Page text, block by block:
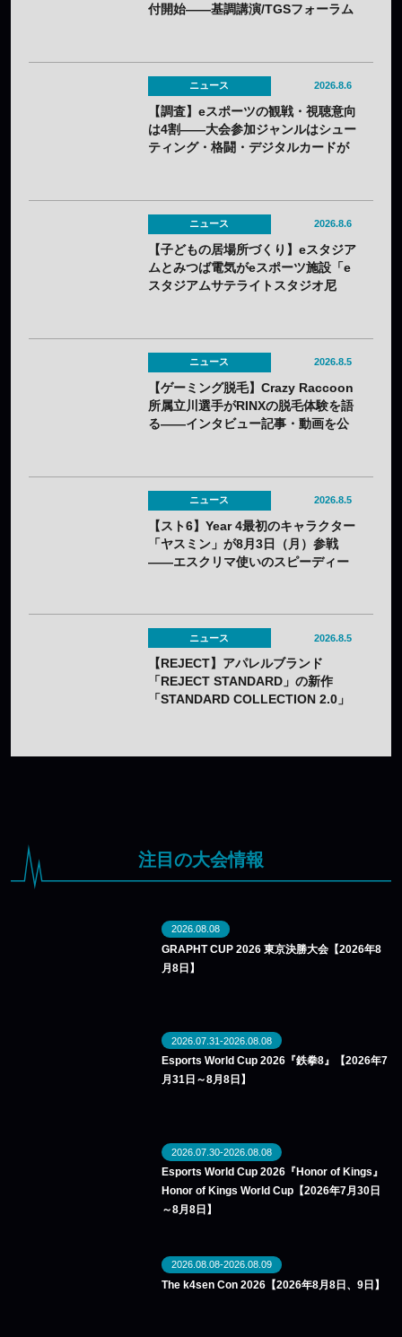
付開始——基調講演/TGSフォーラム
ニュース 2026.8.6
【調査】eスポーツの観戦・視聴意向
は4割——大会参加ジャンルはシュー
ティング・格闘・デジタルカードが
ニュース 2026.8.6
【子どもの居場所づくり】eスタジア
ムとみつば電気がeスポーツ施設「e
スタジアムサテライトスタジオ尼
ニュース 2026.8.5
【ゲーミング脱毛】Crazy Raccoon
所属立川選手がRINXの脱毛体験を語
る——インタビュー記事・動画を公
ニュース 2026.8.5
【スト6】Year 4最初のキャラクター
「ヤスミン」が8月3日（月）参戦
——エスクリマ使いのスピーディー
ニュース 2026.8.5
【REJECT】アパレルブランド
「REJECT STANDARD」の新作
「STANDARD COLLECTION 2.0」
注目の大会情報
2026.08.08
GRAPHT CUP 2026 東京決勝大会【2026年8
月8日】
2026.07.31-2026.08.08
Esports World Cup 2026『鉄拳8』【2026年7
月31日～8月8日】
2026.07.30-2026.08.08
Esports World Cup 2026『Honor of Kings』
Honor of Kings World Cup【2026年7月30日
～8月8日】
2026.08.08-2026.08.09
The k4sen Con 2026【2026年8月8日、9日】